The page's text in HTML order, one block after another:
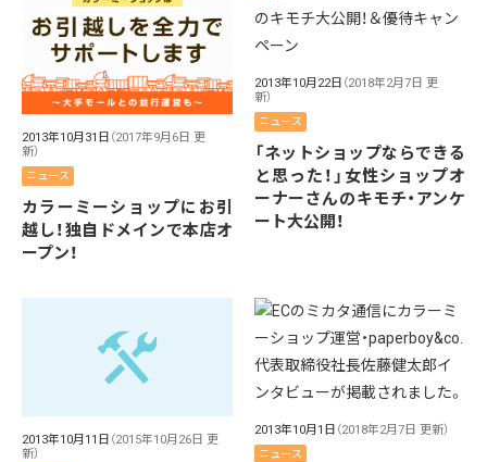
2013年10月31日 （2017年9月6日 更
新）
ニュース
カラーミーショップにお引
越し！独自ドメインで本店オ
ープン！
2013年10月22日 （2018年2月7日 更
新）
ニュース
「ネットショップならできる
と思った！」女性ショップオ
ーナーさんのキモチ・アンケ
ート大公開！
2013年10月11日 （2015年10月26日 更
新）
2013年10月1日 （2018年2月7日 更新）
ニュース